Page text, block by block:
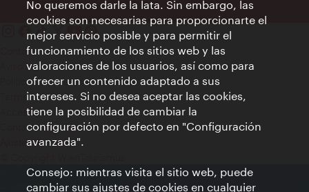
Contacto
Aviso legal
Política de privacidad de datos
Terms of Use
Accesibilidad
Contacto para la prensa
Ajustes de cookie
No queremos darle la lata. Sin embargo, las
cookies son necesarias para proporcionarte el
mejor servicio posible y para permitir el
funcionamiento de los sitios web y las
valoraciones de los usuarios, así como para
ofrecer un contenido adaptado a sus
intereses. Si no desea aceptar las cookies,
tiene la posibilidad de cambiar la
configuración por defecto en "Configuración
avanzada".
Consejo: mientras visita el sitio web, puede
cambiar sus ajustes de cookies en cualquier